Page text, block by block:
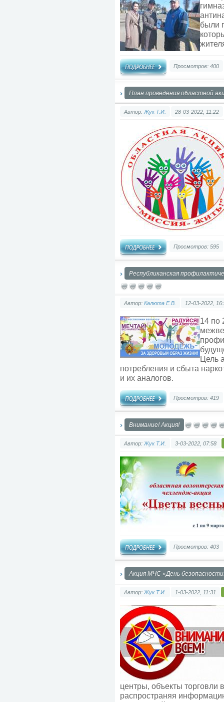
были
Просмотров: 400
План проведения областной
Автор: Жук Т.И. 28-03-2022, 11:22
Просмотров: 595
Республиканская
Автор: Калюта Е.В. 12-03-2022,
14 по
Цель
потребления и сбыта
и их аналогов.
Просмотров: 419
Внимание! Акция!
Автор: Жук Т.И. 3-03-2022, 07:58
Просмотров: 403
Акция МЧС «День
Автор: Жук Т.И. 1-03-2022, 11:31
центры, объекты торговли
распространяя